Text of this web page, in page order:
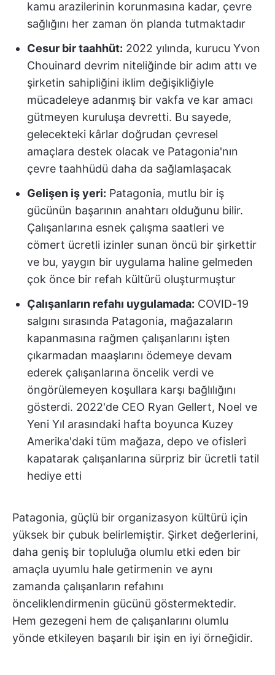
kamu arazilerinin korunmasına kadar, çevre
sağlığını her zaman ön planda tutmaktadır
Cesur bir taahhüt: 2022 yılında, kurucu Yvon
Chouinard devrim niteliğinde bir adım attı ve
şirketin sahipliğini iklim değişikliğiyle
mücadeleye adanmış bir vakfa ve kar amacı
gütmeyen kuruluşa devretti. Bu sayede,
gelecekteki kârlar doğrudan çevresel
amaçlara destek olacak ve Patagonia'nın
çevre taahhüdü daha da sağlamlaşacak
Gelişen iş yeri: Patagonia, mutlu bir iş
gücünün başarının anahtarı olduğunu bilir.
Çalışanlarına esnek çalışma saatleri ve
cömert ücretli izinler sunan öncü bir şirkettir
ve bu, yaygın bir uygulama haline gelmeden
çok önce bir refah kültürü oluşturmuştur
Çalışanların refahı uygulamada: COVID-19
salgını sırasında Patagonia, mağazaların
kapanmasına rağmen çalışanlarını işten
çıkarmadan maaşlarını ödemeye devam
ederek çalışanlarına öncelik verdi ve
öngörülemeyen koşullara karşı bağlılığını
gösterdi. 2022'de CEO Ryan Gellert, Noel ve
Yeni Yıl arasındaki hafta boyunca Kuzey
Amerika'daki tüm mağaza, depo ve ofisleri
kapatarak çalışanlarına sürpriz bir ücretli tatil
hediye etti
Patagonia, güçlü bir organizasyon kültürü için
yüksek bir çubuk belirlemiştir. Şirket değerlerini,
daha geniş bir topluluğa olumlu etki eden bir
amaçla uyumlu hale getirmenin ve aynı
zamanda çalışanların refahını
önceliklendirmenin gücünü göstermektedir.
Hem gezegeni hem de çalışanlarını olumlu
yönde etkileyen başarılı bir işin en iyi örneğidir.